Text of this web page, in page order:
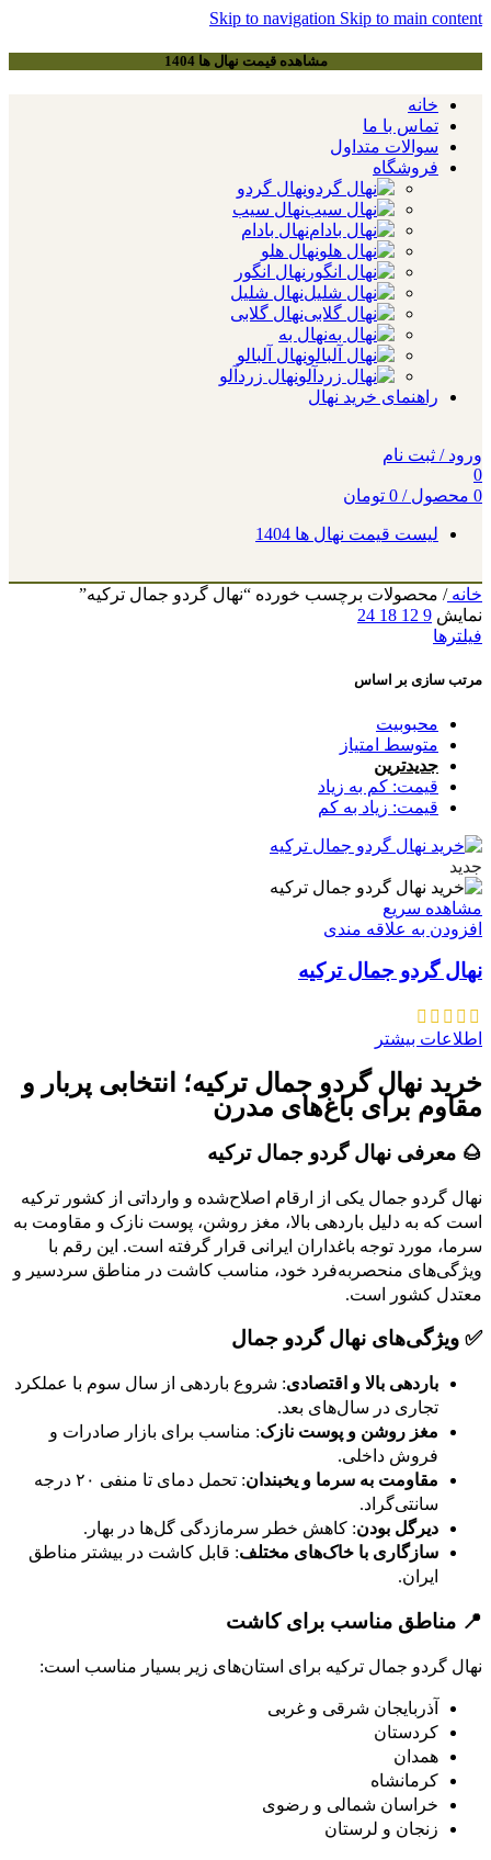
Skip to navigation Skip to main content
مشاهده قیمت نهال ها 1404
خانه
تماس با ما
سوالات متداول
فروشگاه
نهال گردو
نهال سیب
نهال بادام
نهال هلو
نهال انگور
نهال شلیل
نهال گلابی
نهال به
نهال آلبالو
نهال زردآلو
راهنمای خرید نهال
ورود / ثبت نام
0
0 محصول /
0 تومان
لیست قیمت نهال ها 1404
خانه/ محصولات برچسب خورده “نهال گردو جمال ترکیه”
نمایش 9
12
18
24
فیلترها
مرتب سازی بر اساس
محبوبیت
متوسط امتیاز
جدیدترین
قیمت: کم به زیاد
قیمت: زیاد به کم
جدید
مشاهده سریع
افزودن به علاقه مندی
نهال گردو جمال ترکیه
اطلاعات بیشتر
خرید نهال گردو جمال ترکیه؛ انتخابی پربار و
مقاوم برای باغ‌های مدرن
🌰 معرفی نهال گردو جمال ترکیه
نهال گردو جمال یکی از ارقام اصلاح‌شده و وارداتی از کشور ترکیه
است که به دلیل باردهی بالا، مغز روشن، پوست نازک و مقاومت به
سرما، مورد توجه باغداران ایرانی قرار گرفته است. این رقم با
ویژگی‌های منحصر‌به‌فرد خود، مناسب کاشت در مناطق سردسیر و
معتدل کشور است.
✅ ویژگی‌های نهال گردو جمال
باردهی بالا و اقتصادی: شروع باردهی از سال سوم با عملکرد
تجاری در سال‌های بعد.
مغز روشن و پوست نازک: مناسب برای بازار صادرات و
فروش داخلی.
مقاومت به سرما و یخبندان
: تحمل دمای تا منفی ۲۰ درجه
سانتی‌گراد.
دیرگل بودن: کاهش خطر سرمازدگی گل‌ها در بهار.
سازگاری با خاک‌های مختلف: قابل کاشت در بیشتر مناطق
ایران.
📍 مناطق مناسب برای کاشت
نهال گردو جمال ترکیه برای استان‌های زیر بسیار مناسب است:
آذربایجان شرقی و غربی
کردستان
همدان
کرمانشاه
خراسان شمالی و رضوی
زنجان و لرستان